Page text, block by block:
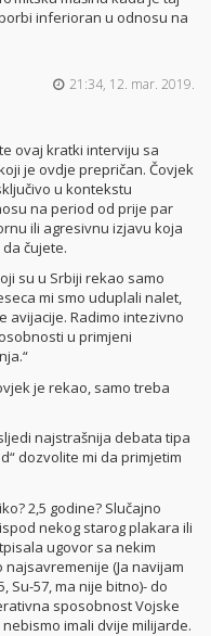
inferioran u odnosu na
21:34, 12. mar. 2019.
ovaj kratki interviju sa
je ovdje prepričan. Čovjek
u kontekstu
na period od prije par
ili agresivnu izjavu koja
čujete.
su u Srbiji rekao samo
mi smo uduplali nalet,
avijacije. Radimo intezivno
u primjeni
je rekao, samo treba
najstrašnija debata tipa
dozvolite mi da primjetim
2,5 godine? Slučajno
nekog starog plakara ili
ugovor sa nekim
(Ja navijam
Su-57, ma nije bitno)- do
sposobnost Vojske
imali dvije milijarde.